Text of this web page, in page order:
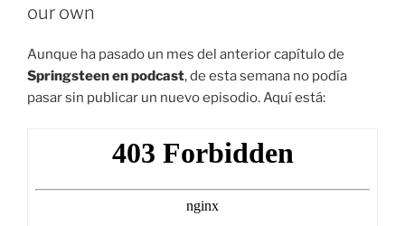
our own
Aunque ha pasado un mes del anterior capítulo de
Springsteen en podcast, de esta semana no podía
pasar sin publicar un nuevo episodio. Aquí está: